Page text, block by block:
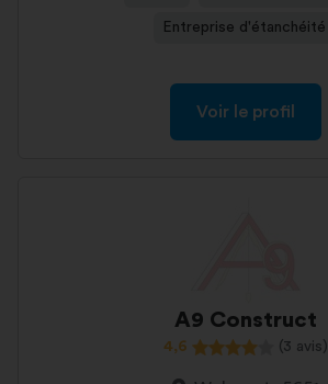
Entreprise d'étanchéité
Voir le profil
A9 Construct
4,6 (3 avis)